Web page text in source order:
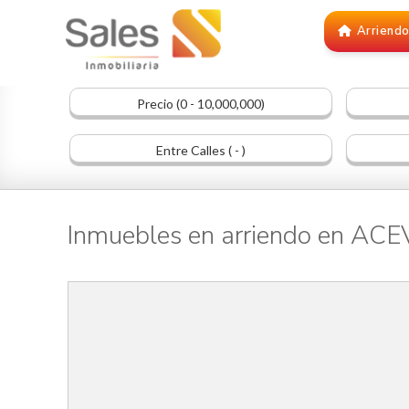
Arriendo
Precio (0 - 10,000,000)
Entre Calles ( - )
Inmuebles en arriendo en